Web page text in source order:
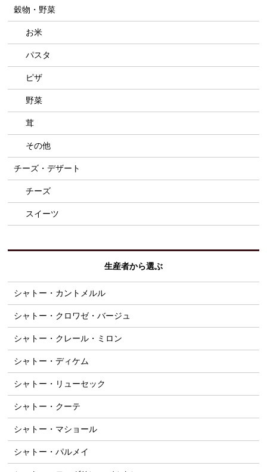
穀物・野菜
お米
パスタ
ピザ
野菜
茸
その他
チーズ・デザート
チーズ
スイーツ
生産者から選ぶ
シャトー・カントメルル
シャトー・クロワゼ・バージュ
シャトー・クレール・ミロン
シャトー・ディケム
シャトー・リューセック
シャトー・クーテ
シャトー・マショール
シャトー・パルメイ